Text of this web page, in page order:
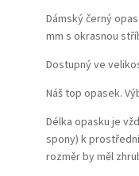
Dámský černý
mm s okrasnou
Dostupný ve
Náš top opasek.
Délka opasku je
spony) k
rozměr by měl